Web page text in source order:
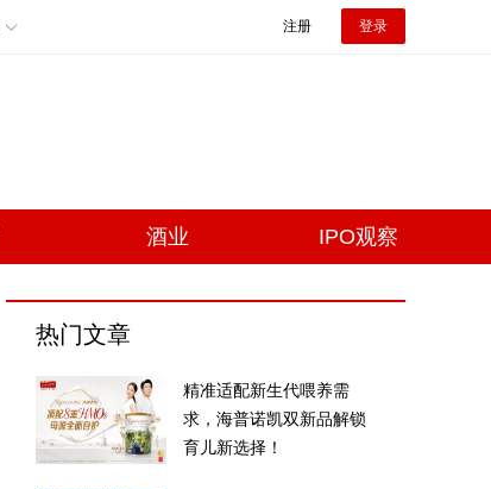
注册 登录
酒业 IPO观察
热门文章
精准适配新生代喂养需
求，海普诺凯双新品解锁
育儿新选择！